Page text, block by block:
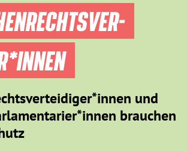
und
brauchen